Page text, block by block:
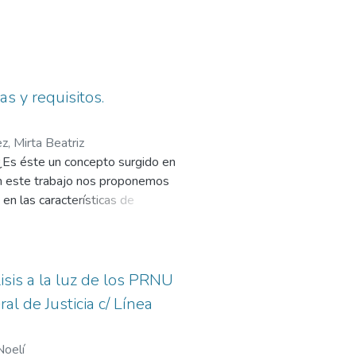
principio es clave para el
constitucionales e
la investigación de los
José de Costa Rica, el
“se presuma su inocencia”.
y requisitos.
Mirta Beatriz
éste un concepto surgido en
este trabajo nos proponemos
las características de
a los mismos.
a la luz de los PRNU
de Justicia c/ Línea